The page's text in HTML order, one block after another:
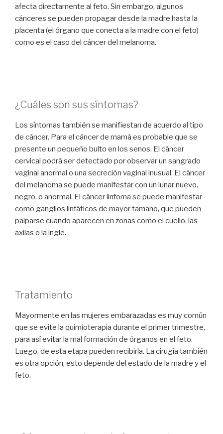
afecta directamente al feto. Sin embargo, algunos
cánceres se pueden propagar desde la madre hasta la
placenta (el órgano que conecta a la madre con el feto)
como es el caso del cáncer del melanoma.
¿Cuáles son sus síntomas?
Los síntomas también se manifiestan de acuerdo al tipo
de cáncer. Para el cáncer de mamá es probable que se
presente un pequeño bulto en los senos. El cáncer
cervical podrá ser detectado por observar un sangrado
vaginal anormal o una secreción vaginal inusual. El cáncer
del melanoma se puede manifestar con un lunar nuevo,
negro, o anormal. El cáncer linfoma se puede manifestar
como ganglios linfáticos de mayor tamaño, que pueden
palparse cuando aparecen en zonas como el cuello, las
axilas o la ingle.
Tratamiento
Mayormente en las mujeres embarazadas es muy común
que se evite la quimioterapia durante el primer trimestre,
para así evitar la mal formación de órganos en el feto.
Luego, de esta etapa pueden recibirla. La cirugía también
es otra opción, esto depende del estado de la madre y el
feto.